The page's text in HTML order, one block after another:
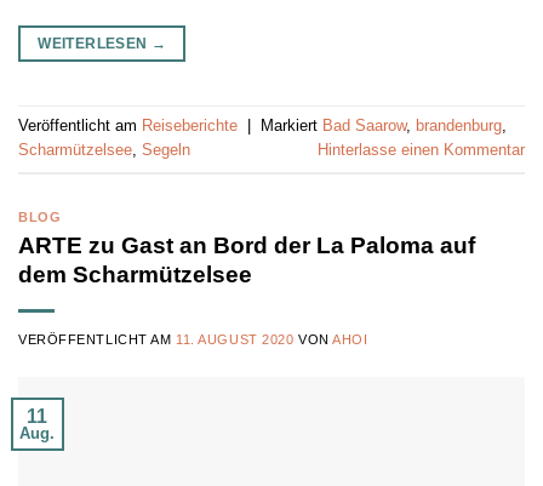
WEITERLESEN →
Veröffentlicht am Reiseberichte Markiert Bad Saarow, brandenburg,
Scharmützelsee, Segeln Hinterlasse einen Kommentar
BLOG
ARTE zu Gast an Bord der La Paloma auf
dem Scharmützelsee
VERÖFFENTLICHT AM 11. AUGUST 2020 VONAHOI
11
Aug.